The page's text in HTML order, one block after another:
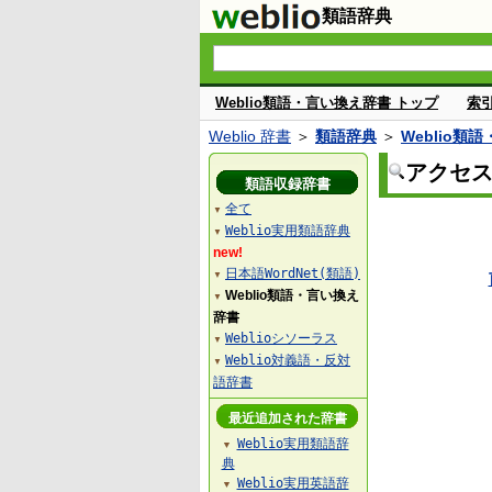
類語辞典
Weblio類語・言い換え辞書 トップ 索
Weblio 辞書 ＞ 類語辞典 ＞ Weblio類語
アクセ
類語収録辞書
▼ 全て
▼ Weblio実用類語辞典
new!
▼ 日本語WordNet(類語)
▼ Weblio類語・言い換え
辞書
▼ Weblioシソーラス
▼ Weblio対義語・反対
語辞書
最近追加された辞書
▼
Weblio実用類語辞
典
▼ Weblio実用英語辞